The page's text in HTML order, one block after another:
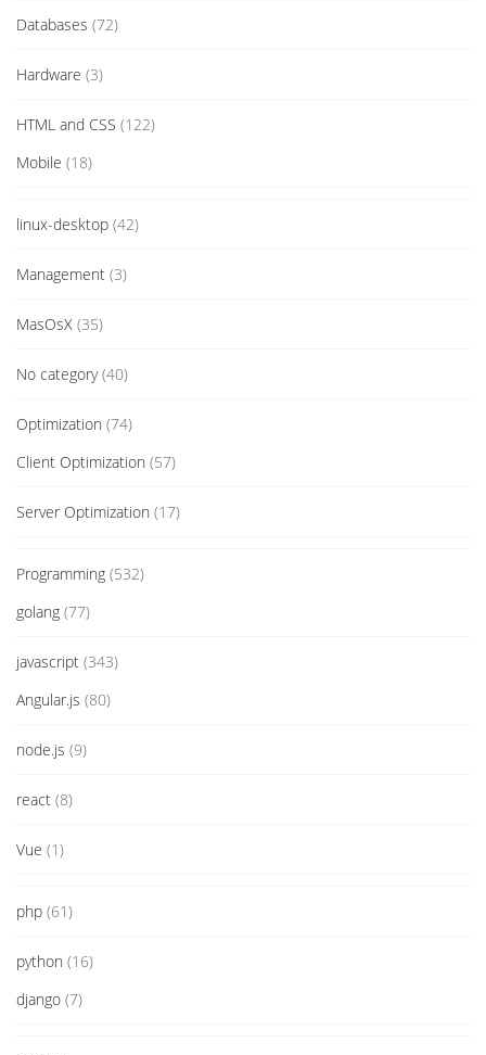
Databases (72)
Hardware (3)
HTML and CSS (122)
Mobile (18)
linux-desktop (42)
Management (3)
MasOsX (35)
No category(40)
Optimization (74)
Client Optimization (57)
Server Optimization (17)
Programming (532)
golang (77)
javascript (343)
Angular.js (80)
node.js (9)
react (8)
Vue (1)
php (61)
python (16)
django (7)